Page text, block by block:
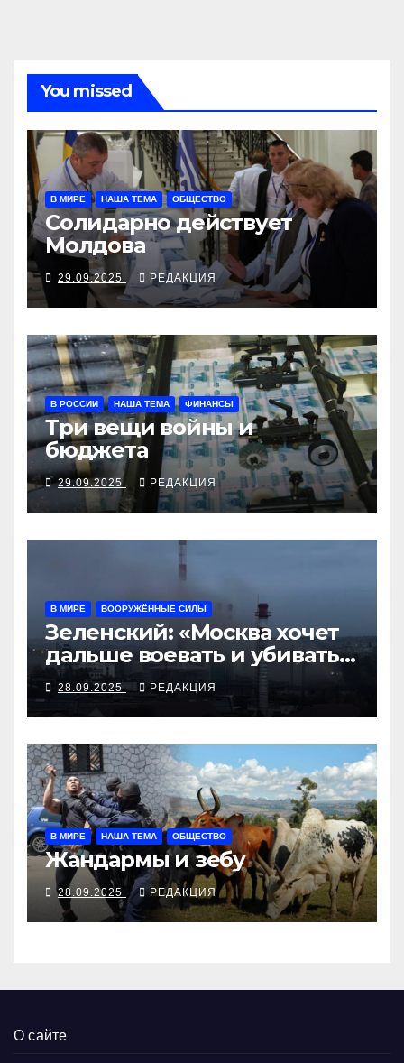
You missed
В МИРЕ НАША ТЕМА ОБЩЕСТВО
Солидарно действует
Молдова
29.09.2025 РЕДАКЦИЯ
В РОССИИ НАША ТЕМА ФИНАНСЫ
Три вещи войны и
бюджета
29.09.2025 РЕДАКЦИЯ
В МИРЕ ВООРУЖЁННЫЕ СИЛЫ
Зеленский: «Москва хочет
дальше воевать и убивать.
Время для твёрдой
реакции»
28.09.2025 РЕДАКЦИЯ
В МИРЕ НАША ТЕМА ОБЩЕСТВО
Жандармы и зебу
28.09.2025 РЕДАКЦИЯ
О сайте